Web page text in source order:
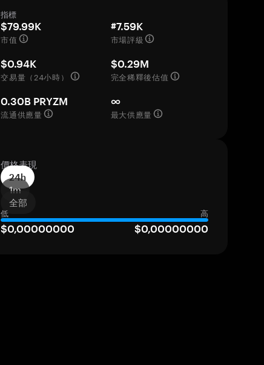
指標
$79.99K
市值
#7.59K
市場評級
$0.94K
交易量（24小時）
$0.29M
完全稀釋後估值
0.30B PRYZM
流通供應量
∞
最大供應量
價格表現
24h
1m
全部
低 高
$0,00000000 $0,00000000